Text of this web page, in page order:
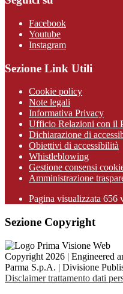
Facebook
Youtube
Instagram
Sezione Link Utili
Cookie policy
Note legali
Informativa Privacy
Ufficio Relazioni con il
Dichiarazione di
Obiettivi di accessibilità
Whistleblowing
Gestione consensi
Amministrazione
Pagina visualizzata 656
Sezione Copyright
Copyright 2026 | Engineered
Parma S.p.A. | Divisione
Disclaimer trattamento dati